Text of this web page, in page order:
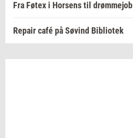
Fra Føtex i Horsens til
Repair café på Søvind Bibliotek